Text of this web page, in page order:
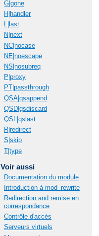
G|gone
H|handler
L|last
N|next
NC|nocase
NE|noescape
NS|nosubreq
P|proxy
PT|passthrough
QSA|qsappend
QSD|qsdiscard
QSL|qslast
R|redirect
S|skip
T|type
Voir aussi
Documentation du module
Introduction à mod_rewrite
Redirection and remise en
correspondance
Contrôle d'accès
Serveurs virtuels